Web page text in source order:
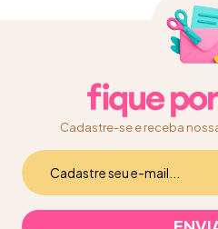
Cadastre-se e receba